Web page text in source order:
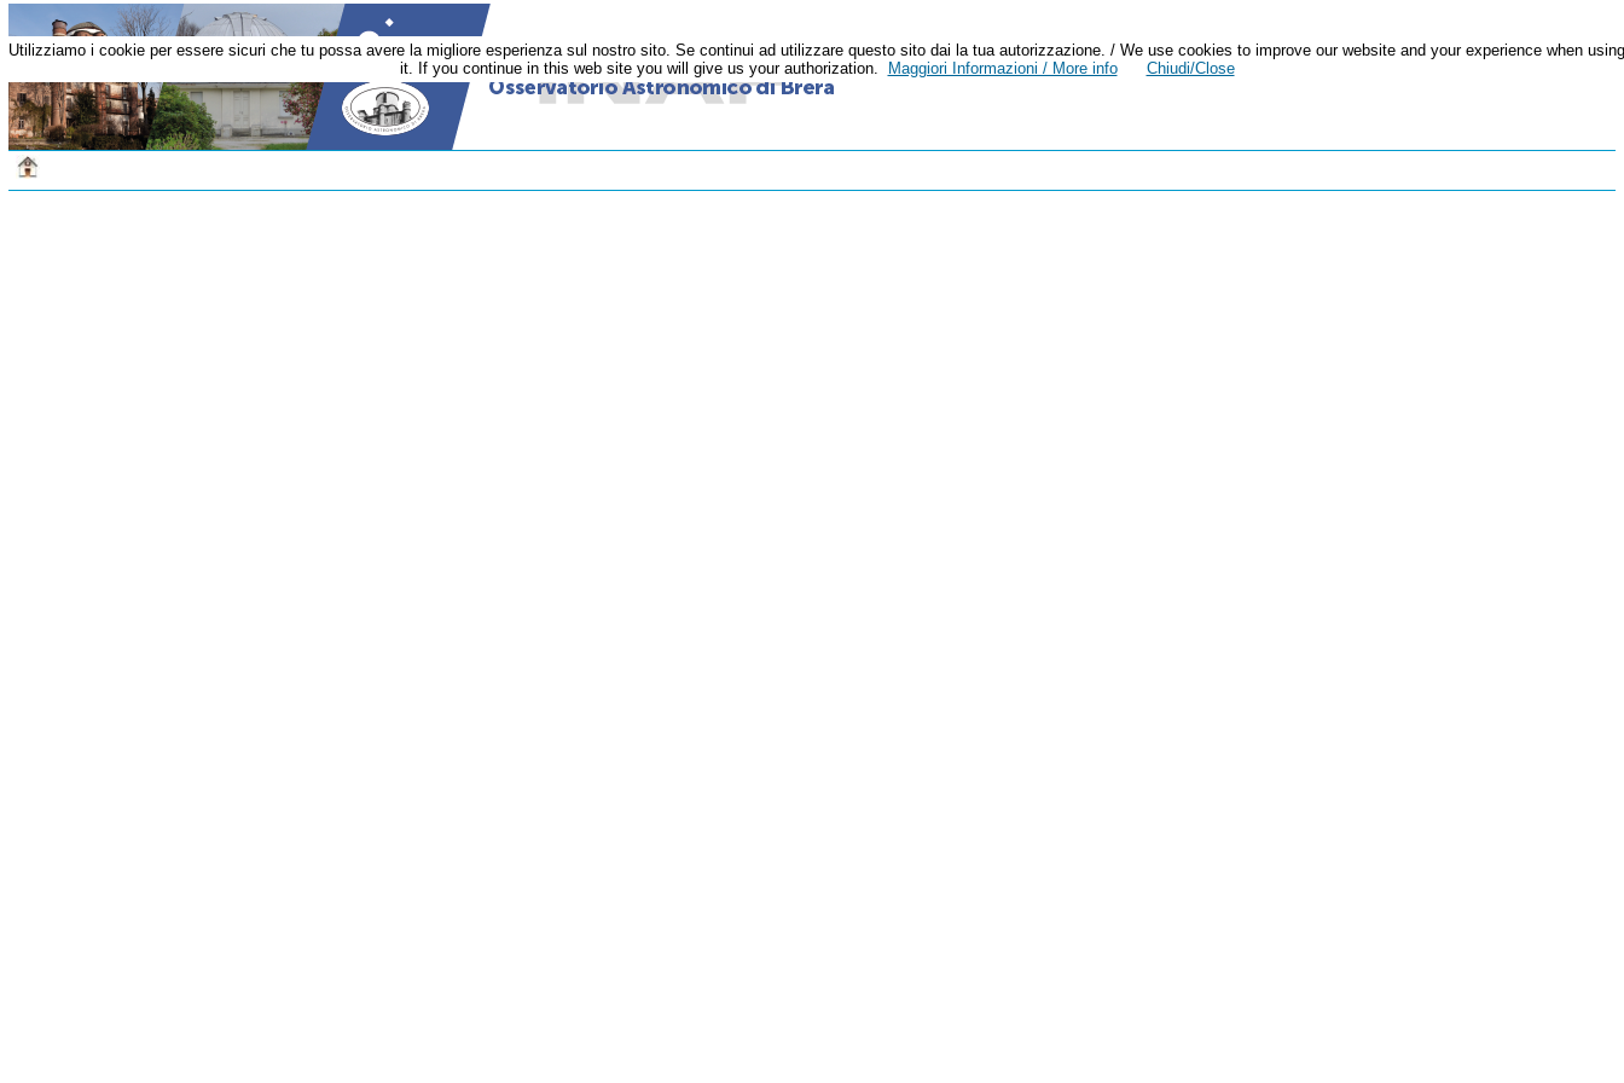
Utilizziamo i cookie per essere sicuri che tu possa avere la migliore esperienza sul nostro sito. Se continui ad utilizzare questo sito dai la tua autorizzazione. / We use cookies to improve our website and your experience when using
it. If you continue in this web site you will give us your authorization.
Maggiori Informazioni / More info Chiudi/Close